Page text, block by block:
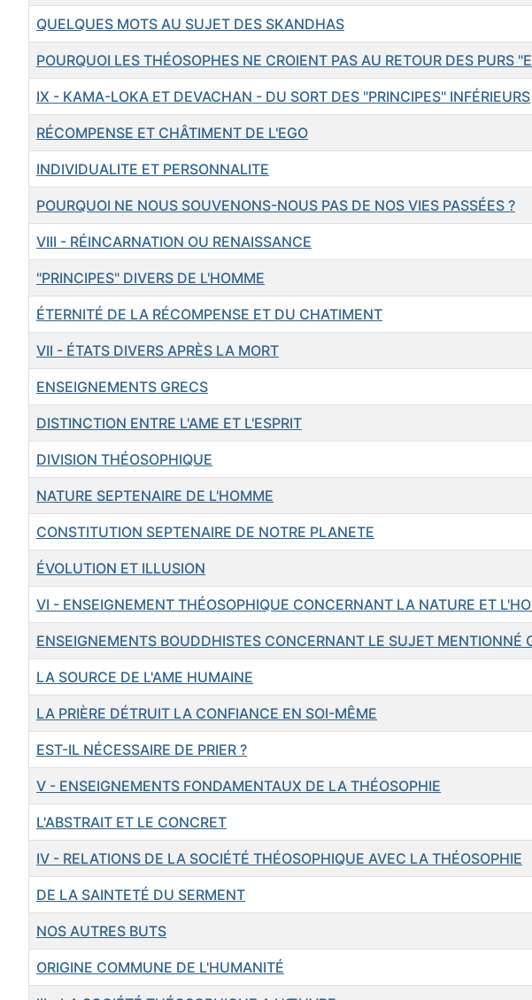
QUELQUES MOTS AU SUJET DES SKANDHAS
POURQUOI LES THÉOSOPHES NE CROIENT PAS AU RETOUR DES PURS
IX - KAMA-LOKA ET DEVACHAN - DU SORT DES "PRINCIPES" INFÉRIEURS
RÉCOMPENSE ET CHÂTIMENT DE L'EGO
INDIVIDUALITE ET PERSONNALITE
POURQUOI NE NOUS SOUVENONS-NOUS PAS DE NOS VIES PASSÉES ?
VIII - RÉINCARNATION OU RENAISSANCE
"PRINCIPES" DIVERS DE L'HOMME
ÉTERNITÉ DE LA RÉCOMPENSE ET DU CHATIMENT
VII - ÉTATS DIVERS APRÈS LA MORT
ENSEIGNEMENTS GRECS
DISTINCTION ENTRE L'AME ET L'ESPRIT
DIVISION THÉOSOPHIQUE
NATURE SEPTENAIRE DE L'HOMME
CONSTITUTION SEPTENAIRE DE NOTRE PLANETE
ÉVOLUTION ET ILLUSION
VI - ENSEIGNEMENT THÉOSOPHIQUE CONCERNANT LA NATURE ET
ENSEIGNEMENTS BOUDDHISTES CONCERNANT LE SUJET MENTIONNÉ
LA SOURCE DE L'AME HUMAINE
LA PRIÈRE DÉTRUIT LA CONFIANCE EN SOI-MÊME
EST-IL NÉCESSAIRE DE PRIER ?
V - ENSEIGNEMENTS FONDAMENTAUX DE LA THÉOSOPHIE
L'ABSTRAIT ET LE CONCRET
IV - RELATIONS DE LA SOCIÉTÉ THÉOSOPHIQUE AVEC LA THÉOSOPHIE
DE LA SAINTETÉ DU SERMENT
NOS AUTRES BUTS
ORIGINE COMMUNE DE L'HUMANITÉ